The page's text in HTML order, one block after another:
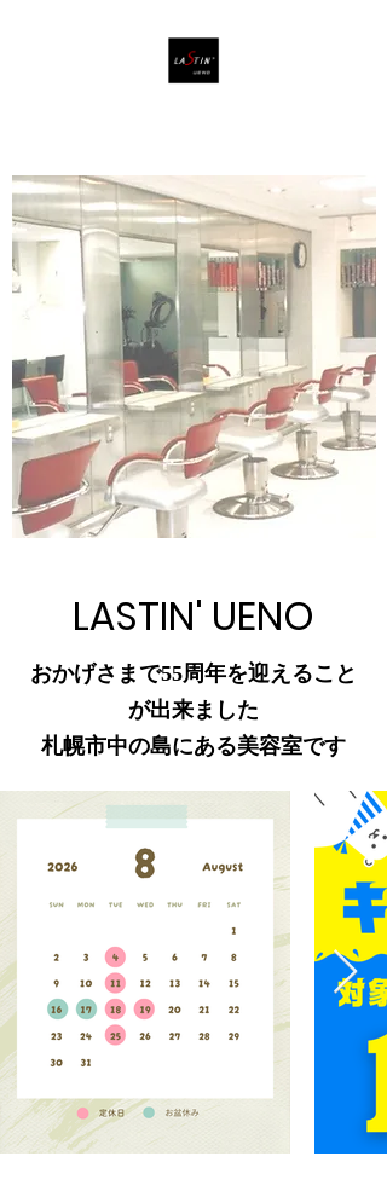
LASTIN' UENO
おかげさまで55周年を迎えること
が出来ました
札幌市中の島にある美容室です